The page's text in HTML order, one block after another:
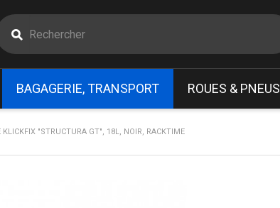
BAGAGERIE, TRANSPORT ROUES & PNEUS
KLICKFIX "STRUCTURA GT", 18L, NOIR, RACKTIME